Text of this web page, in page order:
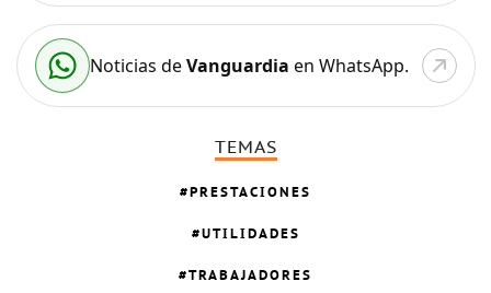
Noticias deVanguardia en WhatsApp.
TEMAS
PRESTACIONES
UTILIDADES
TRABAJADORES